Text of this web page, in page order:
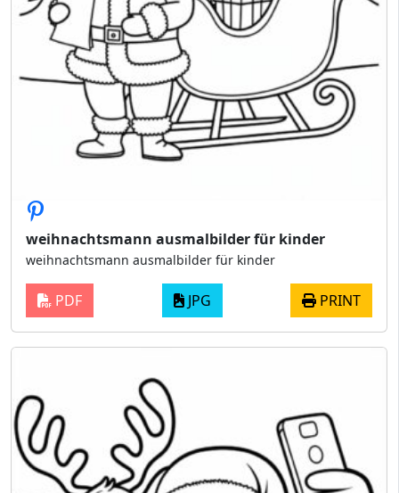
weihnachtsmann ausmalbilder für kinder
weihnachtsmann ausmalbilder für kinder
PDF JPG PRINT